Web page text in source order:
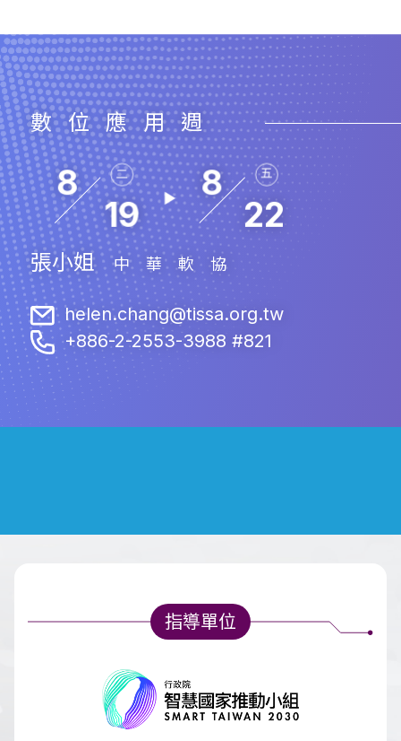
數位應用週
8
19
二 8
22
五
張小姐 中華軟協
helen.chang@tissa.org.tw
+886-2-2553-3988 #821
指導單位